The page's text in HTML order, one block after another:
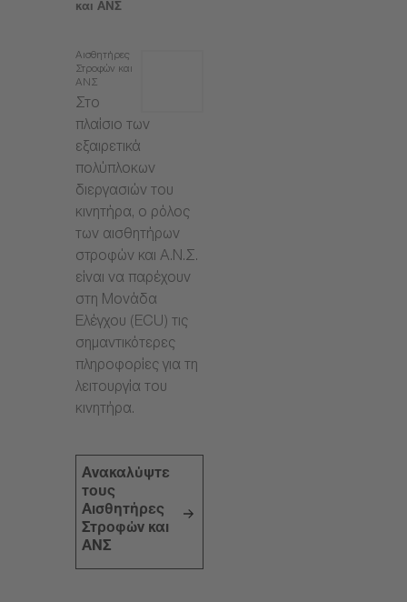
και ΑΝΣ
Αισθητήρες
Στροφών και
ΑΝΣ
Στο
πλαίσιο των
εξαιρετικά
πολύπλοκων
διεργασιών του
κινητήρα, ο ρόλος
των αισθητήρων
στροφών και Α.Ν.Σ.
είναι να παρέχουν
στη Μονάδα
Ελέγχου (ECU) τις
σημαντικότερες
πληροφορίες για τη
λειτουργία του
κινητήρα.
Ανακαλύψτε
τους
Αισθητήρες
Στροφών και
ΑΝΣ